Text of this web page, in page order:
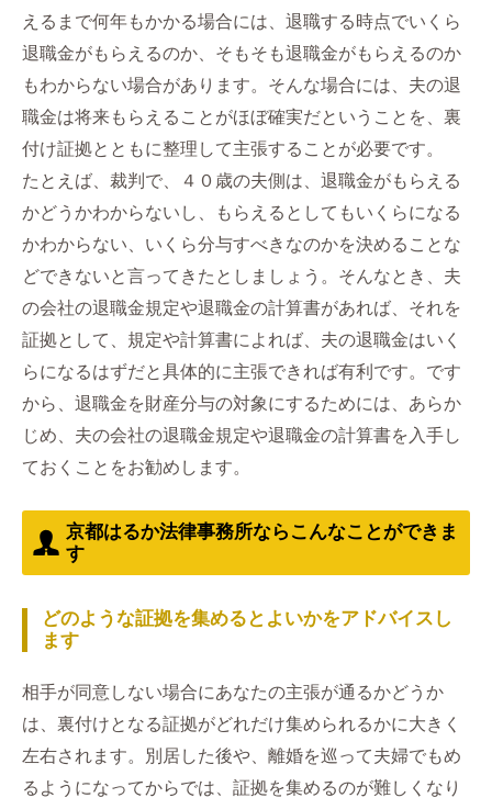
えるまで何年もかかる場合には、退職する時点でいくら
退職金がもらえるのか、そもそも退職金がもらえるのか
もわからない場合があります。そんな場合には、夫の退
職金は将来もらえることがほぼ確実だということを、裏
付け証拠とともに整理して主張することが必要です。
たとえば、裁判で、４０歳の夫側は、退職金がもらえる
かどうかわからないし、もらえるとしてもいくらになる
かわからない、いくら分与すべきなのかを決めることな
どできないと言ってきたとしましょう。そんなとき、夫
の会社の退職金規定や退職金の計算書があれば、それを
証拠として、規定や計算書によれば、夫の退職金はいく
らになるはずだと具体的に主張できれば有利です。です
から、退職金を財産分与の対象にするためには、あらか
じめ、夫の会社の退職金規定や退職金の計算書を入手し
ておくことをお勧めします。
京都はるか法律事務所ならこんなことができま
す
どのような証拠を集めるとよいかをアドバイスし
ます
相手が同意しない場合にあなたの主張が通るかどうか
は、裏付けとなる証拠がどれだけ集められるかに大きく
左右されます。別居した後や、離婚を巡って夫婦でもめ
るようになってからでは、証拠を集めるのが難しくなり